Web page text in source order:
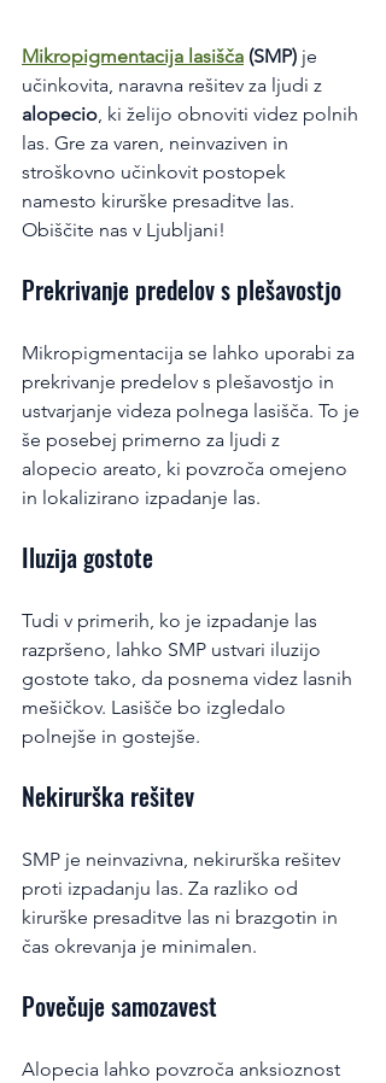
Mikropigmentacija lasišča (SMP) je
učinkovita, naravna rešitev za ljudi z
alopecio, ki želijo obnoviti videz polnih
las. Gre za varen, neinvaziven in
stroškovno učinkovit postopek
namesto kirurške presaditve las.
Obiščite nas v Ljubljani!
Prekrivanje predelov s plešavostjo
Mikropigmentacija se lahko uporabi za
prekrivanje predelov s plešavostjo in
ustvarjanje videza polnega lasišča. To je
še posebej primerno za ljudi z
alopecio areato, ki povzroča omejeno
in lokalizirano izpadanje las.
Iluzija gostote
Tudi v primerih, ko je izpadanje las
razpršeno, lahko SMP ustvari iluzijo
gostote tako, da posnema videz lasnih
mešičkov. Lasišče bo izgledalo
polnejše in gostejše.
Nekirurška rešitev
SMP je neinvazivna, nekirurška rešitev
proti izpadanju las. Za razliko od
kirurške presaditve las ni brazgotin in
čas okrevanja je minimalen.
Povečuje samozavest
Alopecia lahko povzroča anksioznost